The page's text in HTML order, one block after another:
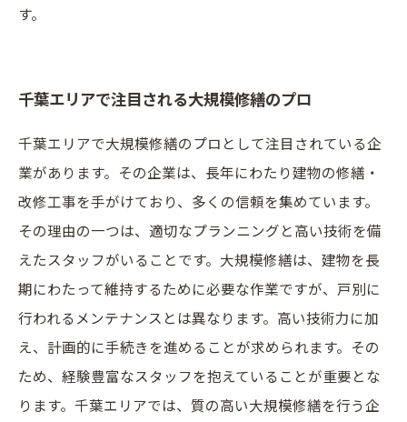
す。
千葉エリアで注目される大規模修繕のプロ
千葉エリアで大規模修繕のプロとして注目されている企
業があります。その企業は、長年にわたり建物の修繕・
改修工事を手がけており、多くの信頼を集めています。
その理由の一つは、適切なプランニングと高い技術を備
えたスタッフがいることです。大規模修繕は、建物を長
期にわたって維持するために必要な作業ですが、戸別に
行われるメンテナンスとは異なります。高い技術力に加
え、計画的に手続きを進めることが求められます。その
ため、経験豊富なスタッフを抱えていることが重要とな
ります。千葉エリアでは、質の高い大規模修繕を行う企